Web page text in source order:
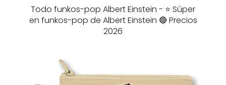
Todo funkos-pop Albert Einstein - ⭐️ Súper
en funkos-pop de Albert Einstein 🔴 Precios
2026